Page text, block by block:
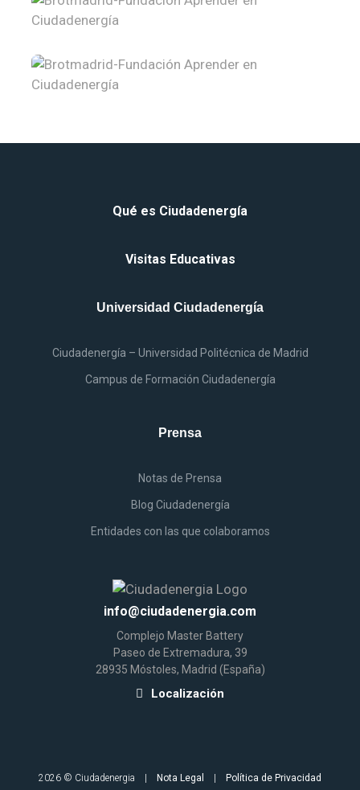
Qué es Ciudadenergía
Visitas Educativas
Universidad Ciudadenergía
Ciudadenergía – Universidad Politécnica de Madrid
Campus de Formación Ciudadenergía
Prensa
Notas de Prensa
Blog Ciudadenergía
Entidades con las que colaboramos
info@ciudadenergia.com
Complejo Master Battery
Paseo de Extremadura, 39
28935 Móstoles, Madrid (España)
Localización
2026 © Ciudadenergia | Nota Legal | Política de Privacidad